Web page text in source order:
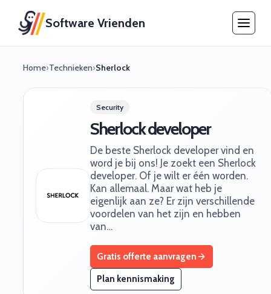
Software Vrienden
Home›Technieken›Sherlock
Security
Sherlock developer
De beste Sherlock developer vind en
word je bij ons! Je zoekt een Sherlock
developer. Of je wilt er één worden.
Kan allemaal. Maar wat heb je
eigenlijk aan ze? Er zijn verschillende
voordelen van het zijn en hebben
van…
Gratis offerte aanvragen
Plan kennismaking